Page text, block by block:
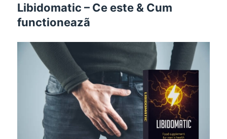
Libidomatic – Ce este & Cum
functioneazã